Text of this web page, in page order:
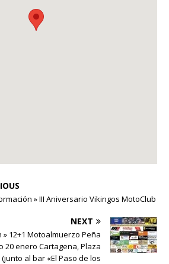
» III Aniversario Vikingos MotoClub
NEXT
12+1 Motoalmuerzo Peña
20 enero Cartagena, Plaza
(junto al bar «El Paso de los